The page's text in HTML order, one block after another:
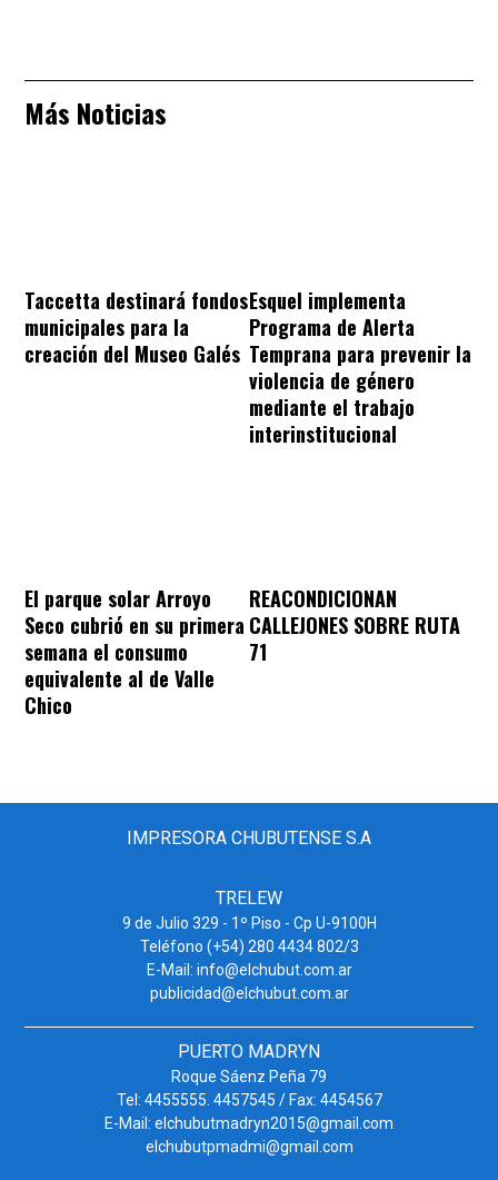
Más Noticias
Taccetta destinará fondos
municipales para la
creación del Museo Galés
Esquel implementa
Programa de Alerta
Temprana para prevenir la
violencia de género
mediante el trabajo
interinstitucional
El parque solar Arroyo
Seco cubrió en su primera
semana el consumo
equivalente al de Valle
Chico
REACONDICIONAN
CALLEJONES SOBRE RUTA
71
IMPRESORA CHUBUTENSE S.A
TRELEW
9 de Julio 329 - 1º Piso - Cp U-9100H
Teléfono (+54) 280 4434 802/3
E-Mail: info@elchubut.com.ar
publicidad@elchubut.com.ar
PUERTO MADRYN
Roque Sáenz Peña 79
Tel: 4455555. 4457545 / Fax: 4454567
E-Mail: elchubutmadryn2015@gmail.com
elchubutpmadmi@gmail.com